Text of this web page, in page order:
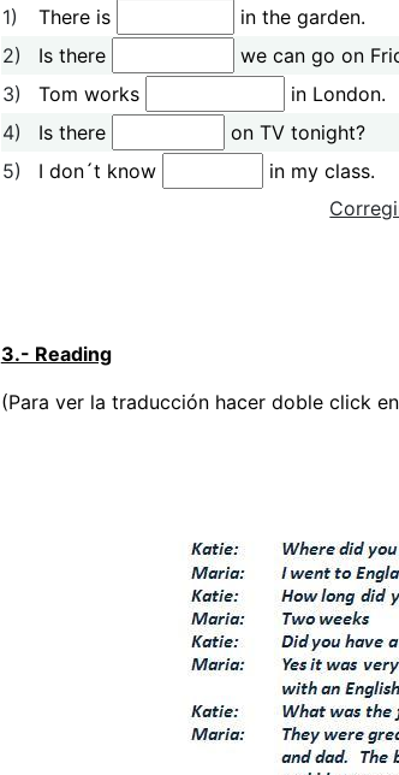
1) There is
in the garden.
2)
Is there
we can go on
3)
Tom works
in London.
4)
Is there
on TV tonight?
5)
I don´t know
in my class.
3.- Reading
(Para ver la traducción hacer doble click